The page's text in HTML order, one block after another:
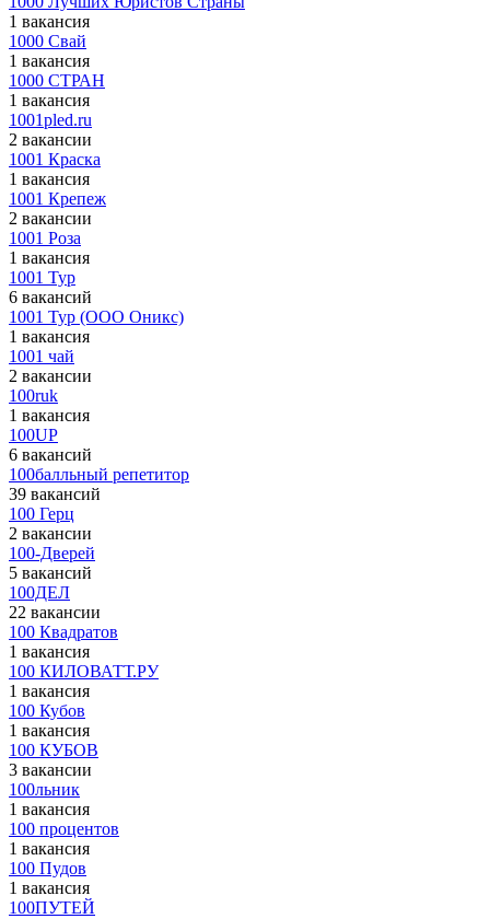
1 вакансия
1000 Свай
1 вакансия
1000 СТРАН
1 вакансия
1001pled.ru
2 вакансии
1001 Краска
1 вакансия
1001 Крепеж
2 вакансии
1001 Роза
1 вакансия
1001 Тур
6 вакансий
1001 Тур (ООО Оникс)
1 вакансия
1001 чай
2 вакансии
100ruk
1 вакансия
100UP
6 вакансий
100балльный репетитор
39 вакансий
100 Герц
2 вакансии
100-Дверей
5 вакансий
100ДЕЛ
22 вакансии
100 Квадратов
1 вакансия
100 КИЛОВАТТ.РУ
1 вакансия
100 Кубов
1 вакансия
100 КУБОВ
3 вакансии
100льник
1 вакансия
100 процентов
1 вакансия
100 Пудов
1 вакансия
100ПУТЕЙ